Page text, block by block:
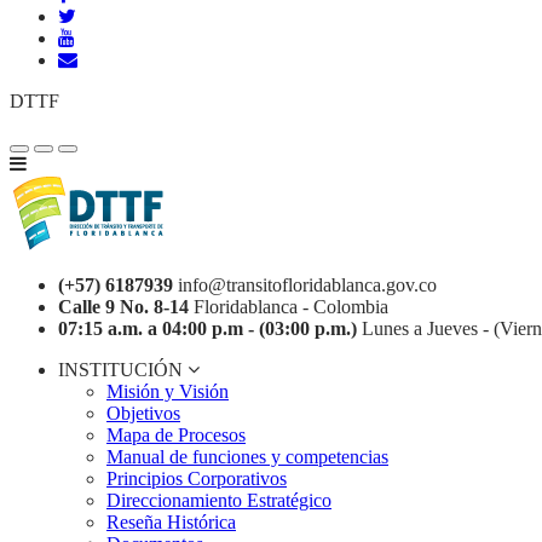
DTTF
(+57) 6187939 info@transitofloridablanca.gov.co
Calle 9 No. 8-14 Floridablanca - Colombia
07:15 a.m. a 04:00 p.m - (03:00 p.m.) Lunes a Jueves -
INSTITUCIÓN
Misión y Visión
Objetivos
Mapa de Procesos
Manual de funciones y competencias
Principios Corporativos
Direccionamiento Estratégico
Reseña Histórica